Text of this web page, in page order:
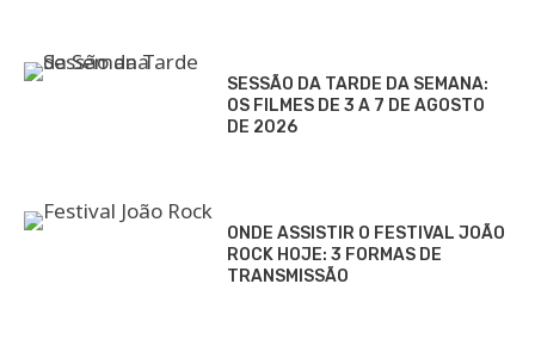
SESSÃO DA TARDE DA SEMANA:
OS FILMES DE 3 A 7 DE AGOSTO
DE 2026
ONDE ASSISTIR O FESTIVAL JOÃO
ROCK HOJE: 3 FORMAS DE
TRANSMISSÃO